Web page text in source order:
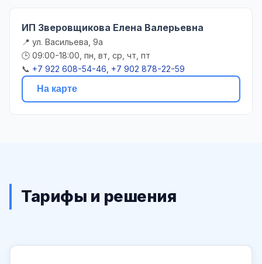
ИП Зверовщикова Елена Валерьевна
📍 ул. Васильева, 9а
🕒 09:00-18:00, пн, вт, ср, чт, пт
📞 +7 922 608-54-46, +7 902 878-22-59
На карте
Тарифы и решения